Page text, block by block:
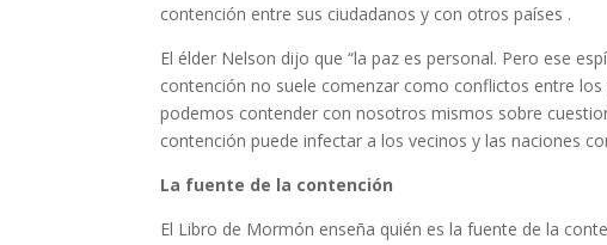
contención entre sus ciudadanos y con otros países .
El élder Nelson dijo que “la paz es personal. Pero ese
contención no suele comenzar como conflictos entre
podemos contender con nosotros mismos sobre
contención puede infectar a los vecinos y las naciones
La fuente de la contención
El Libro de Mormón enseña quién es la fuente de la